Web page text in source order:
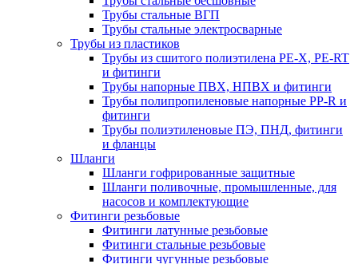
Трубы стальные ВГП
Трубы стальные электросварные
Трубы из пластиков
Трубы из сшитого полиэтилена PE-X, PE-RT
и фитинги
Трубы напорные ПВХ, НПВХ и фитинги
Трубы полипропиленовые напорные PP-R и
фитинги
Трубы полиэтиленовые ПЭ, ПНД, фитинги
и фланцы
Шланги
Шланги гофрированные защитные
Шланги поливочные, промышленные, для
насосов и комплектующие
Фитинги резьбовые
Фитинги латунные резьбовые
Фитинги стальные резьбовые
Фитинги чугунные резьбовые